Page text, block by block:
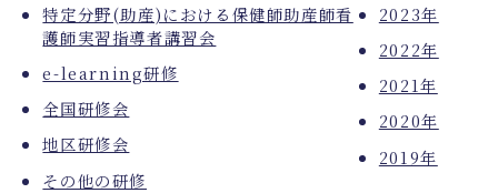
特定分野(助産)における保健師助産師看
護師実習指導者講習会
e-learning研修
全国研修会
地区研修会
その他の研修
2023年
2022年
2021年
2020年
2019年